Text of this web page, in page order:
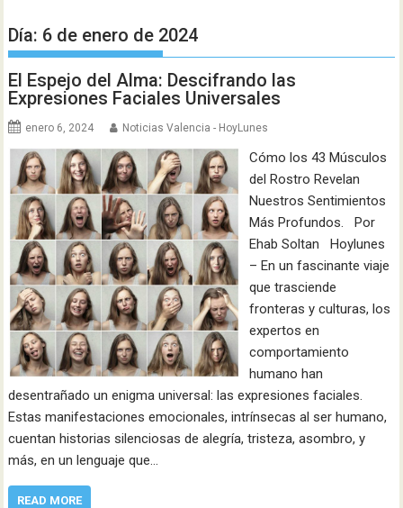
Día: 6 de enero de 2024
El Espejo del Alma: Descifrando las
Expresiones Faciales Universales
enero 6, 2024 Noticias Valencia - HoyLunes
Cómo los 43 Músculos
del Rostro Revelan
Nuestros Sentimientos
Más Profundos. Por
Ehab Soltan Hoylunes
– En un fascinante viaje
que trasciende
fronteras y culturas, los
expertos en
comportamiento
humano han
desentrañado un enigma universal: las expresiones faciales.
Estas manifestaciones emocionales, intrínsecas al ser humano,
cuentan historias silenciosas de alegría, tristeza, asombro, y
más, en un lenguaje que…
READ MORE